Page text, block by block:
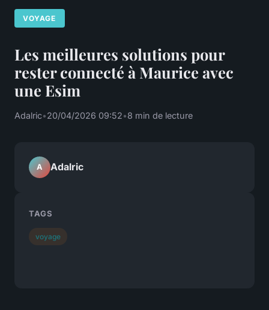
VOYAGE
Les meilleures solutions pour
rester connecté à Maurice avec
une Esim
Adalric•20/04/2026 09:52•8 min de lecture
A Adalric
TAGS
voyage